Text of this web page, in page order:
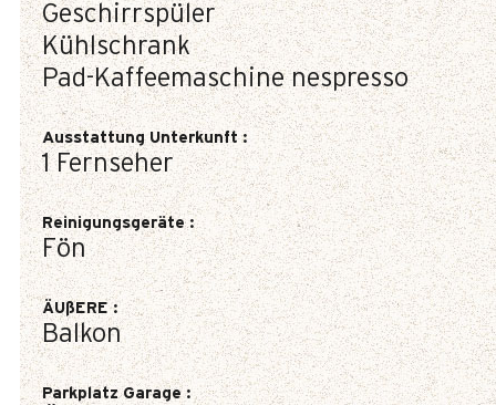
Geschirrspüler
Kühlschrank
Pad-Kaffeemaschine nespresso
Ausstattung Unterkunft:
1 Fernseher
Reinigungsgeräte:
Fön
ÄUßERE:
Balkon
Parkplatz Garage: